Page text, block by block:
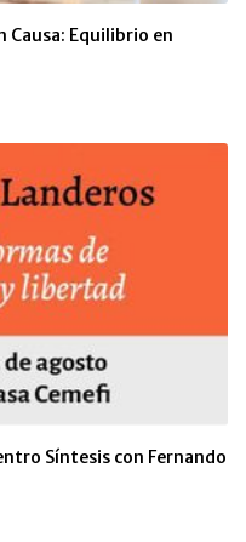
Causa: Equilibrio en
Síntesis con Fernando